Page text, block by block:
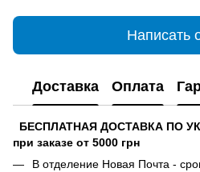
Написать
Доставка Оплата
БЕСПЛАТНАЯ ДОСТАВКА ПО
при заказе от 5000 грн
В отделение Новая Почта -